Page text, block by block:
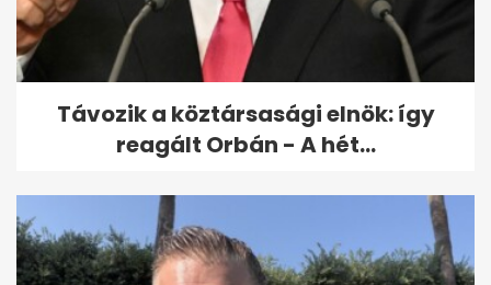
Távozik a köztársasági elnök: így
reagált Orbán - A hét...